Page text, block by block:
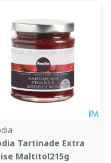
Tartinade Extra
Maltitol215g